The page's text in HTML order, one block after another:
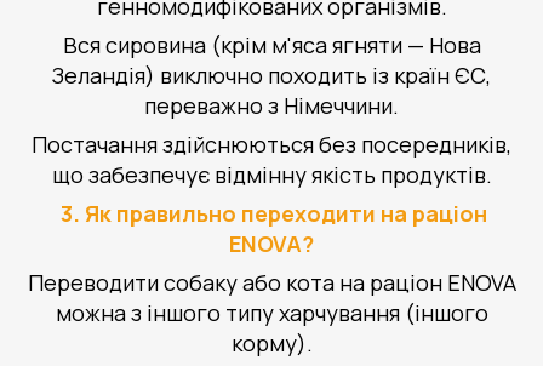
генномодифікованих організмів.
Вся сировина (крім м'яса ягняти — Нова
Зеландія) виключно походить із країн ЄС,
переважно з Німеччини.
Постачання здійснюються без посередників,
що забезпечує відмінну якість продуктів.
3. Як правильно переходити на раціон
ENOVA?
Переводити собаку або кота на раціон ENOVA
можна з іншого типу харчування (іншого
корму).